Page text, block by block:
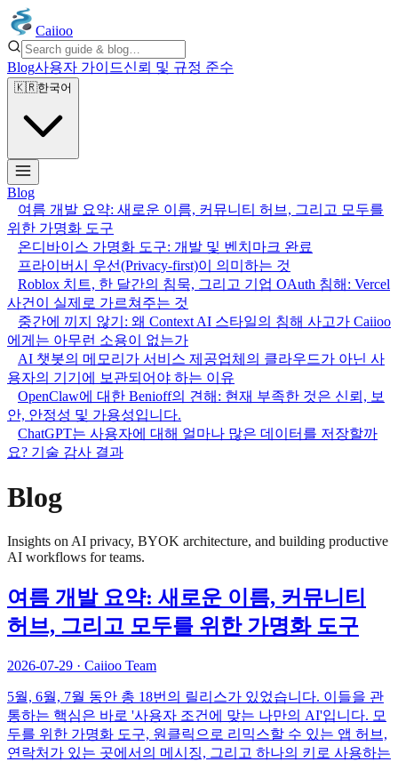
Caiioo
Blog사용자 가이드신뢰 및 규정 준수
🇰🇷한국어
Blog
여름 개발 요약: 새로운 이름, 커뮤니티 허브, 그리고 모두를
위한 가명화 도구
온디바이스 가명화 도구: 개발 및 벤치마크 완료
프라이버시 우선(Privacy-first)이 의미하는 것
Roblox 치트, 한 달간의 침묵, 그리고 기업 OAuth 침해: Vercel
사건이 실제로 가르쳐주는 것
중간에 끼지 않기: 왜 Context AI 스타일의 침해 사고가 Caiioo
에게는 아무런 소용이 없는가
AI 챗봇의 메모리가 서비스 제공업체의 클라우드가 아닌 사
용자의 기기에 보관되어야 하는 이유
OpenClaw에 대한 Benioff의 견해: 현재 부족한 것은 신뢰, 보
안, 안정성 및 가용성입니다.
ChatGPT는 사용자에 대해 얼마나 많은 데이터를 저장할까
요? 기술 감사 결과
Blog
Insights on AI privacy, BYOK architecture, and building productive
AI workflows for teams.
여름 개발 요약: 새로운 이름, 커뮤니티
허브, 그리고 모두를 위한 가명화 도구
2026-07-29 · Caiioo Team
5월, 6월, 7월 동안 총 18번의 릴리스가 있었습니다. 이들을 관
통하는 핵심은 바로 '사용자 조건에 맞는 나만의 AI'입니다. 모
두를 위한 가명화 도구, 원클릭으로 리믹스할 수 있는 앱 허브,
연락처가 있는 곳에서의 메시징, 그리고 하나의 키로 사용하는